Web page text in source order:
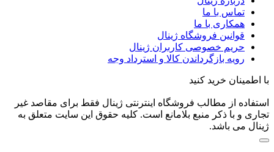
تماس با ما
همکاری با ما
قوانین فروشگاه ژینال
حریم خصوصی کاربران ژینال
رویه بازگرداندن کالا و استرداد وجه
با اطمینان خرید کنید
استفاده از مطالب فروشگاه اینترنتی ژینال فقط برای مقاصد غیر
تجاری و با ذکر منبع بلامانع است. کلیه حقوق این سایت متعلق به
ژینال می باشد.